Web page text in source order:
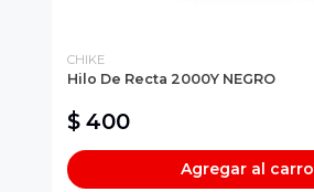
CHIKE
Hilo De Recta 2000Y NEGRO
$ 400
Agregar al carro